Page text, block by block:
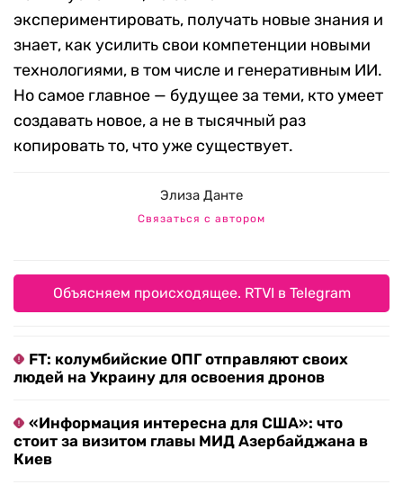
экспериментировать, получать новые знания и
знает, как усилить свои компетенции новыми
технологиями, в том числе и генеративным ИИ.
Но самое главное — будущее за теми, кто умеет
создавать новое, а не в тысячный раз
копировать то, что уже существует.
Элиза Данте
Связаться с автором
Объясняем происходящее. RTVI в Telegram
FT: колумбийские ОПГ отправляют своих
людей на Украину для освоения дронов
«Информация интересна для США»: что
стоит за визитом главы МИД Азербайджана в
Киев